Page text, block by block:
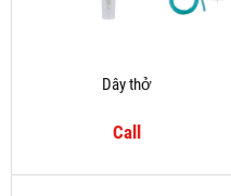
Dây thở
Call